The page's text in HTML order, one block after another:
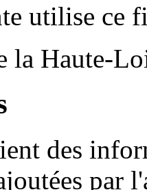
utilise ce
la Haute-
des
par